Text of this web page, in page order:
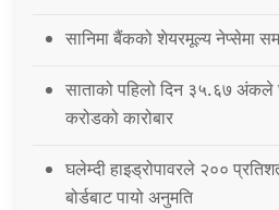
सानिमा बैंकको शेयरमूल्य नेप्सेमा
साताको पहिलो दिन ३५.६७ अंकले
करोडको कारोबार
घलेम्दी हाइड्रोपावरले २००
बोर्डबाट पायो अनुमति